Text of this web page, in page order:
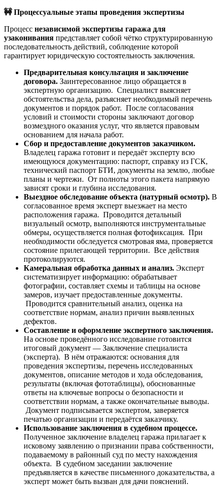
🚧Процессуальные этапы проведения экспертизы
Процесс независимой экспертизы гаража для
узаконивания представляет собой чётко структурированную
последовательность действий, соблюдение которой
гарантирует юридическую состоятельность заключения.
Предварительная консультация и заключение
договора. Заинтересованное лицо обращается в
экспертную организацию. Специалист выясняет
обстоятельства дела, разъясняет необходимый перечень
документов и порядок работ. После согласования
условий и стоимости стороны заключают договор
возмездного оказания услуг, что является правовым
основанием для начала работ.
Сбор и предоставление документов заказчиком.
Владелец гаража готовит и передаёт эксперту всю
имеющуюся документацию: паспорт, справку из ГСК,
технический паспорт БТИ, документы на землю, любые
планы и чертежи. От полноты этого пакета напрямую
зависят сроки и глубина исследования.
Выездное обследование объекта (натурный осмотр). В
согласованное время эксперт выезжает на место
расположения гаража. Проводится детальный
визуальный осмотр, выполняются инструментальные
обмеры, осуществляется полная фотофиксация. При
необходимости обследуется смотровая яма, проверяется
состояние прилегающей территории. Все действия
протоколируются.
Камеральная обработка данных и анализ. Эксперт
систематизирует информацию: обрабатывает
фотографии, составляет схемы и таблицы на основе
замеров, изучает предоставленные документы.
Проводится сравнительный анализ, оценка на
соответствие нормам, анализ причин выявленных
дефектов.
Составление и оформление экспертного заключения.
На основе проведённого исследование готовится
итоговый документ — Заключение специалиста
(эксперта). В нём отражаются: основания для
проведения экспертизы, перечень исследованных
документов, описание методов и хода обследования,
результаты (включая фототаблицы), обоснованные
ответы на ключевые вопросы о безопасности и
соответствии нормам, а также окончательные выводы.
Документ подписывается экспертом, заверяется
печатью организации и передаётся заказчику.
Использование заключения в судебном процессе.
Полученное заключение владелец гаража прилагает к
исковому заявлению о признании права собственности,
подаваемому в районный суд по месту нахождения
объекта. В судебном заседании заключение
предъявляется в качестве письменного доказательства, а
эксперт может быть вызван для дачи пояснений.